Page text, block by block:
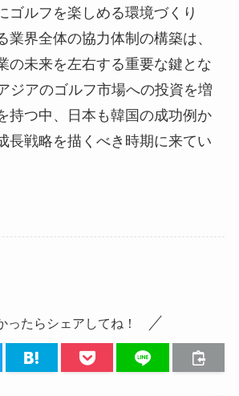
ゴルフを楽しめる環境づくり
業界全体の協力体制の構築は、
の未来を左右する重要な鍵とな
ジアのゴルフ市場への投資を増
持つ中、日本も韓国の成功例か
長戦略を描くべき時期に来てい
ったらシェアしてね！